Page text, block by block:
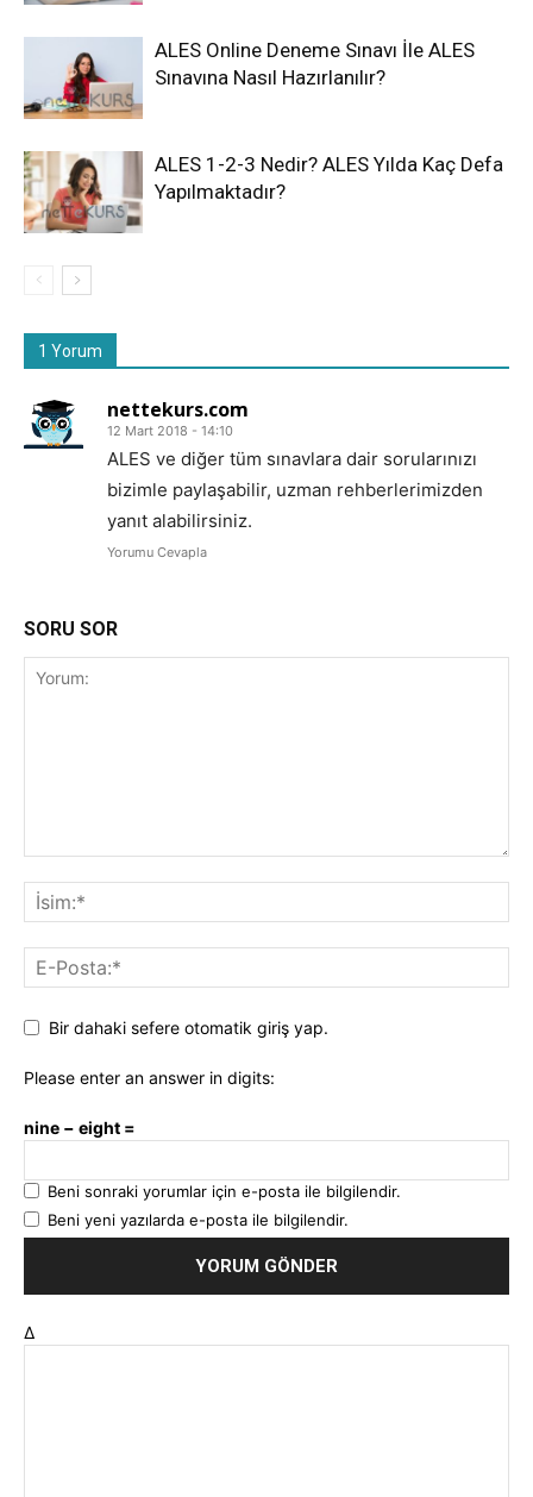
ALES Online Deneme Sınavı İle ALES
Sınavına Nasıl Hazırlanılır?
ALES 1-2-3 Nedir? ALES Yılda Kaç Defa
Yapılmaktadır?
1 Yorum
nettekurs.com
12 Mart 2018 - 14:10
ALES ve diğer tüm sınavlara dair sorularınızı
bizimle paylaşabilir, uzman rehberlerimizden
yanıt alabilirsiniz.
Yorumu Cevapla
SORU SOR
Bir dahaki sefere otomatik giriş yap.
Please enter an answer in digits:
nine − eight =
Beni sonraki yorumlar için e-posta ile bilgilendir.
Beni yeni yazılarda e-posta ile bilgilendir.
Δ